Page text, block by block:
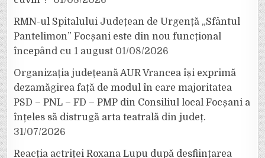
RMN-ul Spitalului Județean de Urgență „Sfântul
Pantelimon” Focșani este din nou funcțional
începând cu 1 august 01/08/2026
Organizația județeană AUR Vrancea își exprimă
dezamăgirea față de modul în care majoritatea
PSD – PNL – FD – PMP din Consiliul local Focșani a
înțeles să distrugă arta teatrală din județ.
31/07/2026
Reacția actriței Roxana Lupu după desființarea